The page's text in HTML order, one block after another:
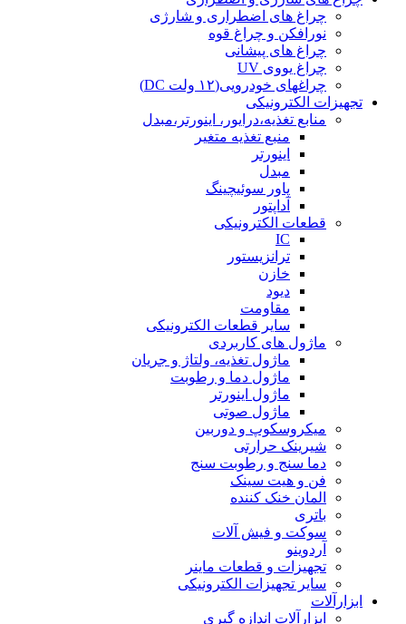
چراغ های اضطراری و شارژی
نورافکن و چراغ قوه
چراغ های پیشانی
چراغ یووی UV
چراغهای خودرویی(۱۲ ولت DC)
تجهیزات الکترونیکی
منابع تغذیه،درایور، اینورتر،مبدل
منبع تغذیه متغیر
اینورتر
مبدل
پاور سوئیچینگ
آداپتور
قطعات الکترونیکی
IC
ترانزیستور
خازن
دیود
مقاومت
سایر قطعات الکترونیکی
ماژول های کاربردی
ماژول تغذیه، ولتاژ و جریان
ماژول دما و رطوبت
ماژول اینورتر
ماژول صوتی
میکروسکوپ و دوربین
شیرینک حرارتی
دما سنج و رطوبت سنج
فن و هیت سینک
المان خنک کننده
باتری
سوکت و فیش آلات
آردوینو
تجهیزات و قطعات ماینر
سایر تجهیزات الکترونیکی
ابزارآلات
ابزارآلات اندازه گیری